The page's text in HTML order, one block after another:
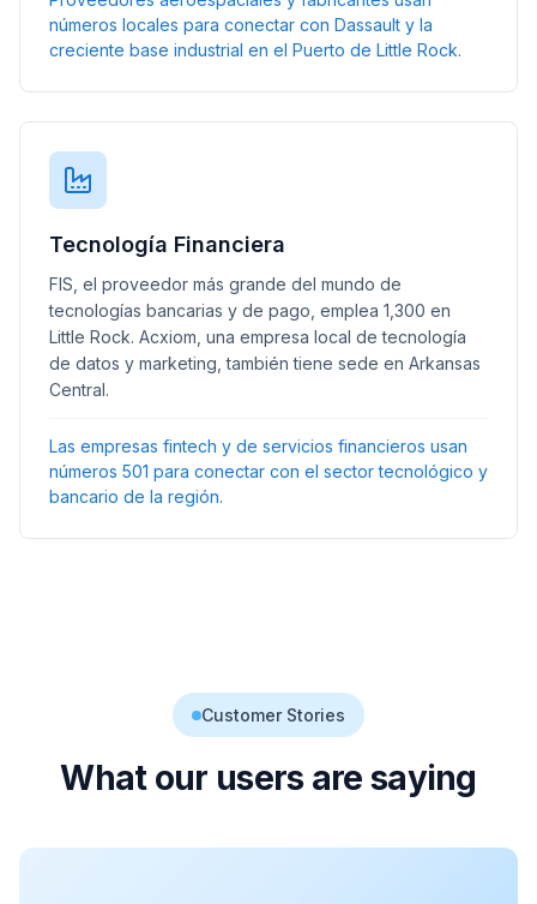
números locales para conectar con Dassault y la
creciente base industrial en el Puerto de Little Rock.
Tecnología Financiera
FIS, el proveedor más grande del mundo de
tecnologías bancarias y de pago, emplea 1,300 en
Little Rock. Acxiom, una empresa local de tecnología
de datos y marketing, también tiene sede en Arkansas
Central.
Las empresas fintech y de servicios financieros usan
números 501 para conectar con el sector tecnológico y
bancario de la región.
Customer Stories
What our users are saying